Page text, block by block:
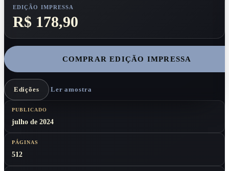
EDIÇÃO IMPRESSA
R$ 178,90
COMPRAR EDIÇÃO IMPRESSA
Edições Ler amostra
PUBLICADO
julho de 2024
PÁGINAS
512